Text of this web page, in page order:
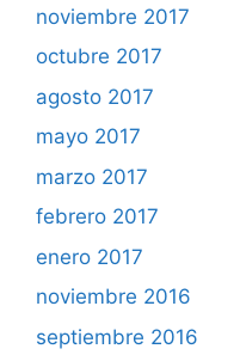
noviembre 2017
octubre 2017
agosto 2017
mayo 2017
marzo 2017
febrero 2017
enero 2017
noviembre 2016
septiembre 2016